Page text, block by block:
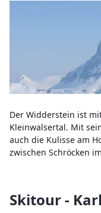
Der Widderstein ist
Kleinwalsertal. Mit
auch die Kulisse am
zwischen Schröcken
Skitour -